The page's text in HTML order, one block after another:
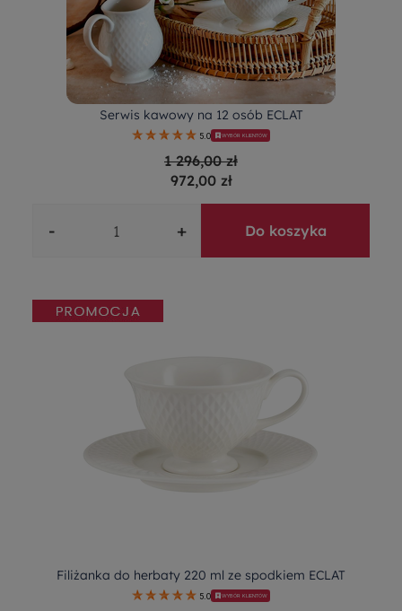
Serwis kawowy na 12 osób ECLAT
5.0 WYBÓR KLIENTÓW
1 296,00 zł
972,00 zł
- + Do koszyka
Filiżanka do herbaty 220 ml ze spodkiem ECLAT
5.0 WYBÓR KLIENTÓW